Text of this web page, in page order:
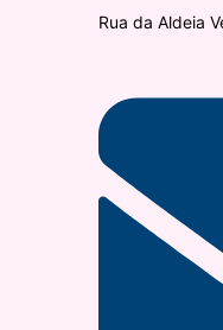
Rua da Aldeia